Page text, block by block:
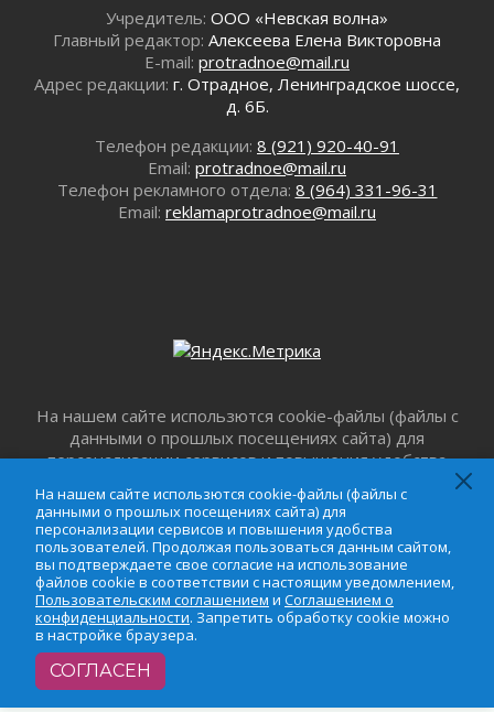
Ленобласть внедрила передовую подготовку
операторов БПЛА
В Ивангороде появилась «Избушка-
02 августа 2026
Юхла, мука, кантеле и Водяной
01 августа 2026
Лето катится с горки
Лето без гаджетов
01 августа 2026
Безмолвный крик о помощи
В музей всей семьёй
01 августа 2026
Без заявлений и очередей
01 августа 2026
Не женское это дело...уверены?
01 августа 2026
Все силы в кулак
01 августа 2026
Учредитель: ООО «Невская волна»
Главный редактор: Алексеева Елена Викторовна
E-mail: protradnoe@mail.ru
Адрес редакции: г. Отрадное, Ленинградское шоссе,
д. 6Б.
Телефон редакции: 8 (921) 920-40-91
Email: protradnoe@mail.ru
Телефон рекламного отдела: 8 (964) 331-96-31
Email: reklamaprotradnoe@mail.ru
На нашем сайте использются cookie-файлы (файлы с
данными о прошлых посещениях сайта) для
персонализации сервисов и повышения удобства
сайтом, вы подтверждаете свое согласие на
использование файлов cookie в соответствии с
настоящим уведомлением,Пользовательским
соглашениемиСоглашением о
конфиденциальности. Запретить обработку cookie
можно в настройке браузера.
На нашем сайте использются cookie-файлы (файлы с
данными о прошлых посещениях сайта) для
персонализации сервисов и повышения удобства
пользователей. Продолжая пользоваться данным сайтом,
вы подтверждаете свое согласие на использование
файлов cookie в соответствии с настоящим уведомлением,
Пользовательским соглашением и Соглашением о
конфиденциальности. Запретить обработку cookie можно
в настройке браузера.
СОГЛАСЕН